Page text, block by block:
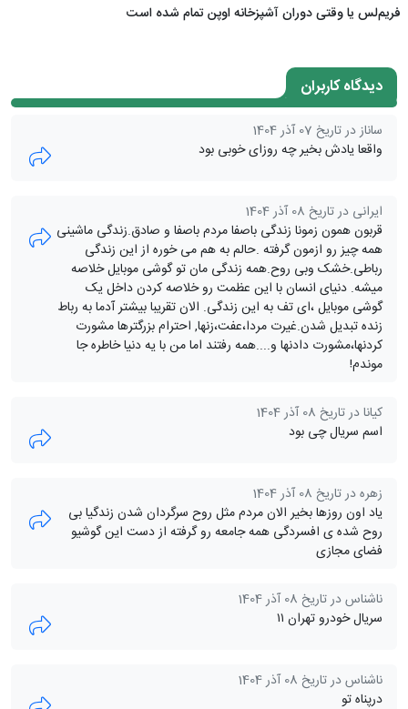
فریم‌لس یا وقتی دوران آشپزخانه اوپن تمام شده است
دیدگاه کاربران
ساناز در تاریخ 07 آذر 1404
واقعا یادش بخیر چه روزای خوبی بود
ایرانی در تاریخ 08 آذر 1404
قربون همون زمونا زندگی باصفا مردم باصفا و صادق.زندگی ماشینی
همه چیز رو ازمون گرفته .حالم به هم می خوره از این زندگی
رباطی.خشک وبی روح.همه زندگی مان تو گوشی موبایل خلاصه
میشه. دنیای انسان با این عظمت رو خلاصه کردن داخل یک
گوشی موبایل ،ای تف به این زندگی. الان تقریبا بیشتر آدما به رباط
زنده تبدیل شدن.غیرت مردا،عفت،زنها, احترام بزرگترها مشورت
کردنها،مشورت دادنها و....همه رفتند اما من با یه دنیا خاطره جا
موندم!
کیانا در تاریخ 08 آذر 1404
اسم سریال چی بود
زهره در تاریخ 08 آذر 1404
یاد اون روزها بخیر الان مردم مثل روح سرگردان شدن زندگیا بی
روح شده ی افسردگی همه جامعه رو گرفته از دست این گوشیو
فضای مجازی
ناشناس در تاریخ 08 آذر 1404
سریال خودرو تهران ۱۱
ناشناس در تاریخ 08 آذر 1404
درپناه تو